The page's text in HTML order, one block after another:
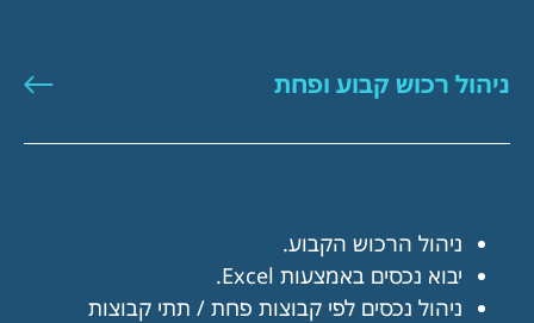
ניהול רכוש קבוע ופחת
ניהול הרכוש הקבוע.
יבוא נכסים באמצעות Excel.
ניהול נכסים לפי קבוצות פחת / תתי קבוצות